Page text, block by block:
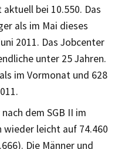
bei 10.550. Das
als im Mai dieses
2011. Das Jobcenter
unter 25 Jahren.
im Vormonat und 628
dem SGB II im
leicht auf 74.460
Die Männer und